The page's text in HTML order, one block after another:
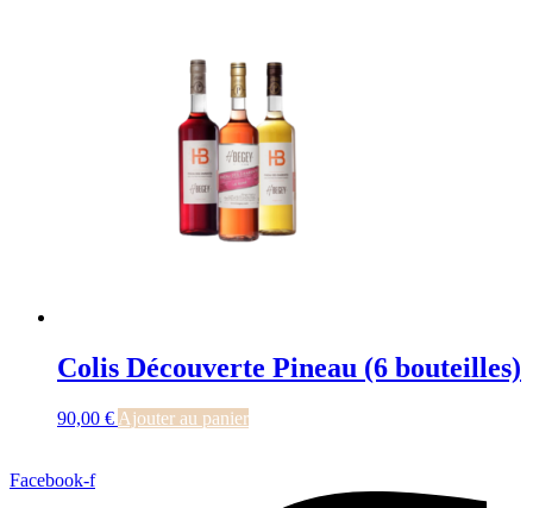
Colis Découverte Pineau (6 bouteilles)
90,00 € Ajouter au panier
Facebook-f